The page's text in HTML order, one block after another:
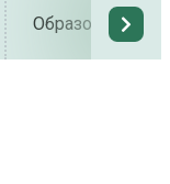
Образование